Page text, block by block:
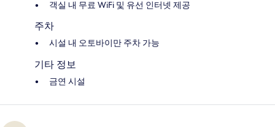
객실 내 무료 WiFi 및 유선 인터넷 제공
주차
시설 내 오토바이만 주차 가능
기타 정보
금연 시설